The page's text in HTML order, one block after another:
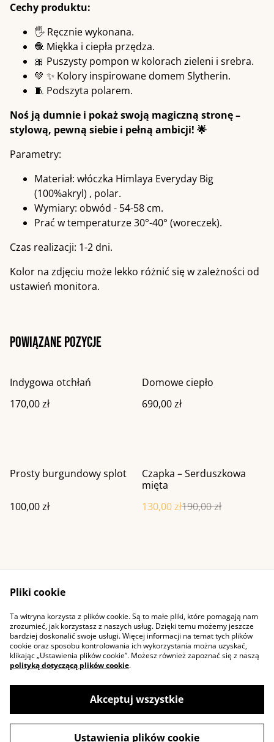
Cechy produktu:
🖐 Ręcznie wykonana.
🧶 Miękka i ciepła przędza.
🎀 Puszysty pompon w kolorach zieleni i srebra.
💚 ✨ Kolory inspirowane domem Slytherin.
🧵 Podszyta polarem.
Noś ją dumnie i pokaż swoją magiczną stronę –
stylową, pewną siebie i pełną ambicji! 🌟
Parametry:
Materiał: włóczka Himlaya Everyday Big
(100%akryl) , polar.
Wymiary: obwód - 54-58 cm.
Prać w temperaturze 30°-40° (woreczek).
Czas realizacji: 1-2 dni.
Kolor na zdjęciu może lekko różnić się w zależności od
ustawień monitora.
Powiązane pozycje
Indygowa otchłań
170,00 zł
Domowe ciepło
690,00 zł
Prosty burgundowy splot
100,00 zł
%
Czapka – Serduszkowa
mięta
130,00 zł190,00 zł
Kontakt
Warunki ogólne
Polityka prywatności
Cookie
©2026Pozytywniezaplatane
Pliki cookie
Ta witryna korzysta z plików cookie. Są to małe pliki, które pomagają nam
zrozumieć, jak korzystasz z naszych usług. Dzięki temu możemy jeszcze
bardziej doskonalić swoje usługi. Więcej informacji na temat tych plików
cookie oraz sposobu kontrolowania ich wykorzystania można uzyskać,
klikając „Ustawienia plików cookie”. Możesz również zapoznać się z naszą
polityką dotyczącą plików cookie.
Akceptuj wszystkie
Ustawienia plików cookie